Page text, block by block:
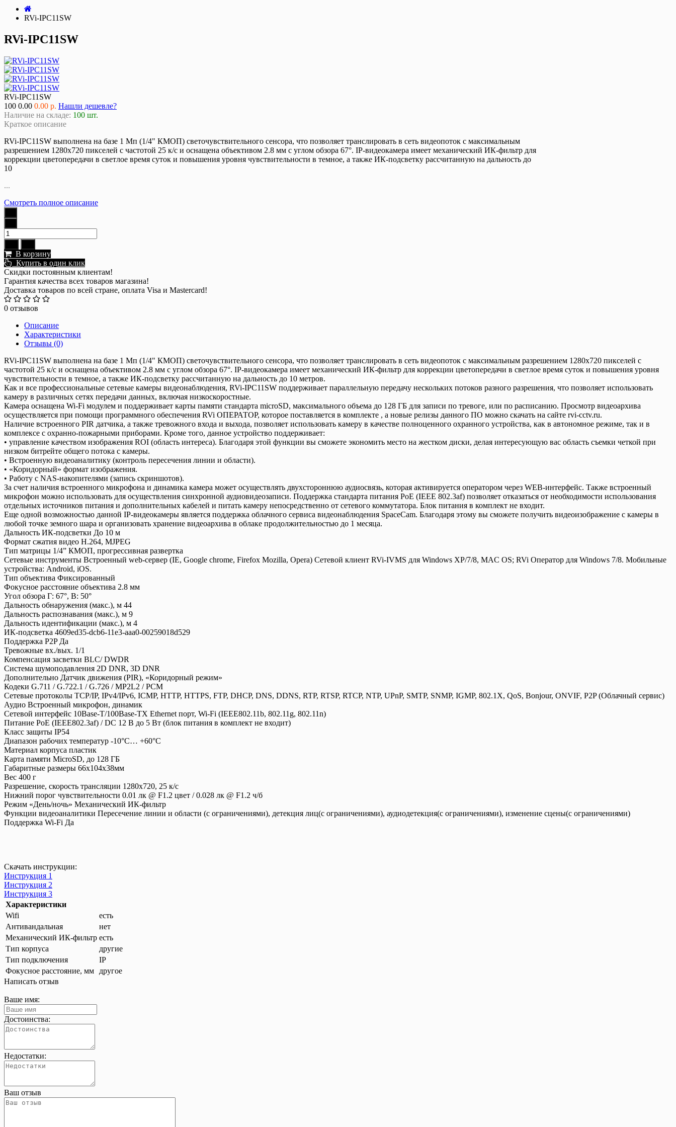
RVi-IPC11SW
RVi-IPC11SW
RVi-IPC11SW
100 0.00 0.00 р. Нашли дешевле?
Наличие на складе: 100 шт.
Краткое описание
RVi-IPC11SW выполнена на базе 1 Мп (1/4" КМОП) светочувствительного сенсора, что позволяет транслировать в сеть видеопоток с максимальным
разрешением 1280x720 пикселей с частотой 25 к/с и оснащена объективом 2.8 мм с углом обзора 67°. IP-видеокамера имеет механический ИК-фильтр для
коррекции цветопередачи в светлое время суток и повышения уровня чувствительности в темное, а также ИК-подсветку рассчитанную на дальность до
10
...
Смотреть полное описание
В корзину
Купить в один клик
Скидки постоянным клиентам!
Гарантия качества всех товаров магазина!
Доставка товаров по всей стране, оплата Visa и Mastercard!
0 отзывов
Описание
Характеристики
Отзывы (0)
RVi-IPC11SW выполнена на базе 1 Мп (1/4" КМОП) светочувствительного сенсора, что позволяет транслировать в сеть видеопоток с максимальным разрешением 1280x720 пикселей с
частотой 25 к/с и оснащена объективом 2.8 мм с углом обзора 67°. IP-видеокамера имеет механический ИК-фильтр для коррекции цветопередачи в светлое время суток и повышения уровня
чувствительности в темное, а также ИК-подсветку рассчитанную на дальность до 10 метров.
Как и все профессиональные сетевые камеры видеонаблюдения, RVi-IPC11SW поддерживает параллельную передачу нескольких потоков разного разрешения, что позволяет использовать
камеру в различных сетях передачи данных, включая низкоскоростные.
Камера оснащена Wi-Fi модулем и поддерживает карты памяти стандарта microSD, максимального объема до 128 ГБ для записи по тревоге, или по расписанию. Просмотр видеоархива
осуществляется при помощи программного обеспечения RVi ОПЕРАТОР, которое поставляется в комплекте , а новые релизы данного ПО можно скачать на сайте rvi-cctv.ru.
Наличие встроенного PIR датчика, а также тревожного входа и выхода, позволяет использовать камеру в качестве полноценного охранного устройства, как в автономное режиме, так и в
комплексе с охранно-пожарными приборами. Кроме того, данное устройство поддерживает:
• управление качеством изображения ROI (область интереса). Благодаря этой функции вы сможете экономить место на жестком диски, делая интересующую вас область съемки четкой при
низком битрейте общего потока с камеры.
• Встроенную видеоаналитику (контроль пересечения линии и области).
• «Коридорный» формат изображения.
• Работу с NAS-накопителями (запись скриншотов).
За счет наличия встроенного микрофона и динамика камера может осуществлять двухстороннюю аудиосвязь, которая активируется оператором через WEB-интерфейс. Также встроенный
микрофон можно использовать для осуществления синхронной аудиовидеозаписи. Поддержка стандарта питания PoE (IEEE 802.3af) позволяет отказаться от необходимости использования
отдельных источников питания и дополнительных кабелей и питать камеру непосредственно от сетевого коммутатора. Блок питания в комплект не входит.
Еще одной возможностью данной IP-видеокамеры является поддержка облачного сервиса видеонаблюдения SpaceCam. Благодаря этому вы сможете получить видеоизображение с камеры в
любой точке земного шара и организовать хранение видеоархива в облаке продолжительностью до 1 месяца.
Дальность ИК-подсветки До 10 м
Формат сжатия видео H.264, MJPEG
Тип матрицы 1/4” КМОП, прогрессивная развертка
Сетевые инструменты Встроенный web-сервер (IE, Google chrome, Firefox Mozilla, Opera) Сетевой клиент RVi-IVMS для Windows XP/7/8, MAC OS; RVi Оператор для Windows 7/8. Мобильные
устройства: Android, iОS.
Тип объектива Фиксированный
Фокусное расстояние объектива 2.8 мм
Угол обзора Г: 67°, В: 50°
Дальность обнаружения (макс.), м 44
Дальность распознавания (макс.), м 9
Дальность идентификации (макс.), м 4
ИК-подсветка 4609ed35-dcb6-11e3-aaa0-00259018d529
Поддержка P2P Да
Тревожные вх./вых. 1/1
Компенсация засветки BLC/ DWDR
Система шумоподавления 2D DNR, 3D DNR
Дополнительно Датчик движения (PIR), «Коридорный режим»
Кодеки G.711 / G.722.1 / G.726 / MP2L2 / PCM
Сетевые протоколы TCP/IP, IPv4/IPv6, ICMP, HTTP, HTTPS, FTP, DHCP, DNS, DDNS, RTP, RTSP, RTCP, NTP, UPnP, SMTP, SNMP, IGMP, 802.1X, QoS, Bonjour, ONVIF, P2P (Облачный сервис)
Аудио Встроенный микрофон, динамик
Сетевой интерфейс 10Base-T/100Base-TX Ethernet порт, Wi-Fi (IEEE802.11b, 802.11g, 802.11n)
Питание PoE (IEEE802.3af) / DC 12 В до 5 Вт (блок питания в комплект не входит)
Класс защиты IP54
Диапазон рабочих температур -10°С… +60°С
Материал корпуса пластик
Карта памяти MicroSD, до 128 ГБ
Габаритные размеры 66х104х38мм
Вес 400 г
Разрешение, скорость трансляции 1280х720, 25 к/с
Нижний порог чувствительности 0.01 лк @ F1.2 цвет / 0.028 лк @ F1.2 ч/б
Режим «День/ночь» Механический ИК-фильтр
Функции видеоаналитики Пересечение линии и области (с ограничениями), детекция лиц(с ограничениями), аудиодетекция(с ограничениями), изменение сцены(с ограничениями)
Поддержка Wi-Fi Да
Скачать инструкции:
Инструкция 1
Инструкция 2
Инструкция 3
Характеристики
Wifi
есть
Антивандальная
нет
Механический ИК-фильтр есть
Тип корпуса
другие
Тип подключения
IP
Фокусное расстояние, мм
другое
Написать отзыв
Ваше имя:
Достоинства:
Недостатки:
Ваш отзыв